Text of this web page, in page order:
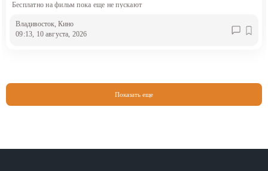
Бесплатно на фильм пока еще не пускают
Владивосток , Кино
09:13, 10 августа, 2026
Показать еще